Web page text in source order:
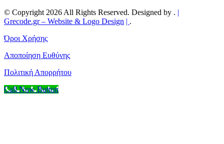
© Copyright 2026 All Rights Reserved. Designed by . |
Grecode.gr– Website & Logo Design | .
Όροι Χρήσης
Αποποίηση Ευθύνης
Πολιτική Απορρήτου
Call Now Button